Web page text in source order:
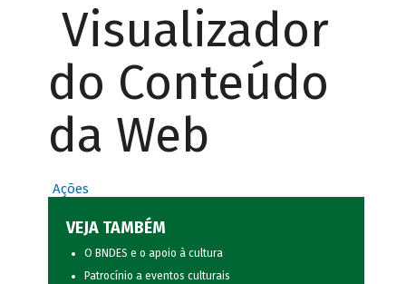
Visualizador
do Conteúdo
da Web
Ações
VEJA TAMBÉM
O BNDES e o apoio à cultura
Patrocínio a eventos culturais